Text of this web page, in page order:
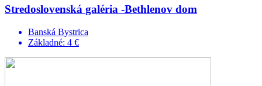
Stredoslovenská galéria -Bethlenov dom
Banská Bystrica
Základné: 4 €